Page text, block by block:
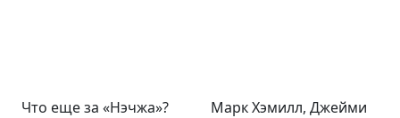
Что еще за «Нэчжа»?
Марк Хэмилл, Джейми